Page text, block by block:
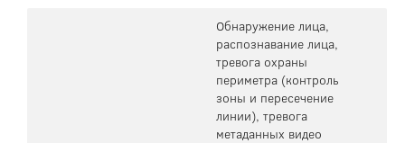
Обнаружение лица,
распознавание лица,
тревога охраны
периметра (контроль
зоны и пересечение
линии), тревога
метаданных видео